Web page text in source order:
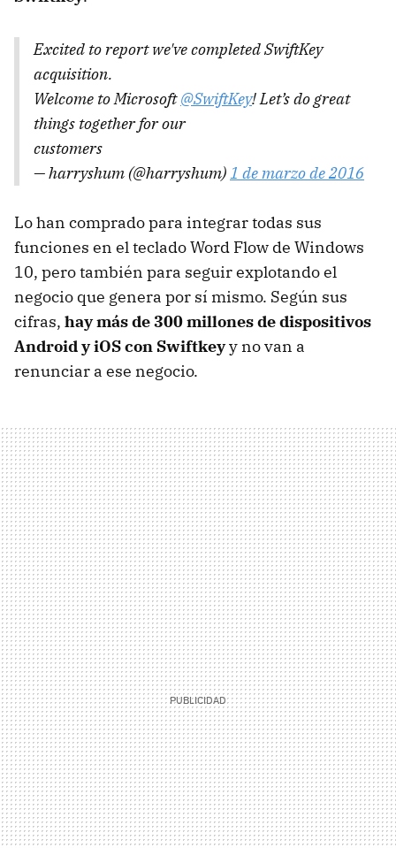
Excited to report we've completed SwiftKey
acquisition.
Welcome to Microsoft@SwiftKey! Let’s do great
things together for our
customers
— harryshum (@harryshum)1 de marzo de 2016
Lo han comprado para integrar todas sus
funciones en el teclado Word Flow de Windows
10, pero también para seguir explotando el
negocio que genera por sí mismo. Según sus
cifras, hay más de 300 millones de dispositivos
Android y iOS con Swiftkeyy no van a
renunciar a ese negocio.